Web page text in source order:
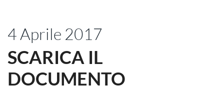
4 Aprile 2017
SCARICA IL
DOCUMENTO